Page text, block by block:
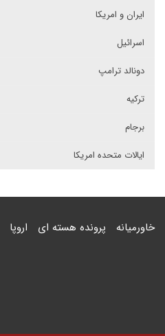
ایران و امریکا
اسرائیل
دونالد ترامپ
ترکیه
برجام
ایالات متحده امریکا
خاورمیانه پرونده هسته ای اروپا